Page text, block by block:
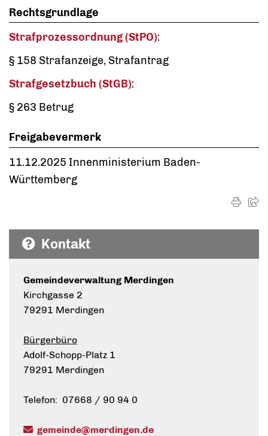
Rechtsgrundlage
Strafprozessordnung (StPO):
§ 158 Strafanzeige, Strafantrag
Strafgesetzbuch (StGB):
§ 263 Betrug
Freigabevermerk
11.12.2025 Innenministerium Baden-
Württemberg
Kontakt
Gemeindeverwaltung Merdingen
Kirchgasse 2
79291 Merdingen
Bürgerbüro
Adolf-Schopp-Platz 1
79291 Merdingen
Telefon: 07668 / 90 94 0
gemeinde@merdingen.de